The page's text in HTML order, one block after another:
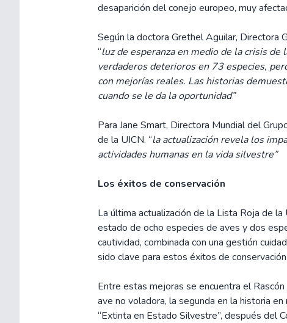
desaparición del conejo europeo, muy
Según la doctora Grethel Aguilar, Directora
“luz de esperanza en medio de la crisis de
verdaderos deterioros en 73 especies,
con mejorías reales. Las historias
cuando se le da la oportunidad”
Para Jane Smart, Directora Mundial del
de la UICN. “la actualización revela los
actividades humanas en la vida silvestre”
Los éxitos de conservación
La última actualización de la Lista Roja de
estado de ocho especies de aves y dos
cautividad, combinada con una gestión
sido clave para estos éxitos de conservación.
Entre estas mejoras se encuentra el
ave no voladora, la segunda en la historia
“Extinta en Estado Silvestre”, después del